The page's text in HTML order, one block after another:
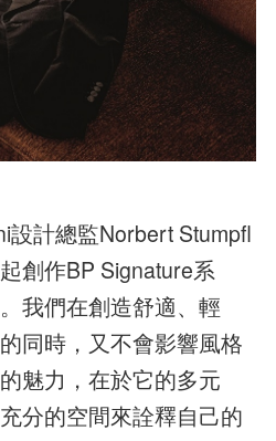
計總監Norbert Stumpfl
創作BP Signature系
我們在創造舒適、輕
同時，又不會影響風格
魅力，在於它的多元
分的空間來詮釋自己的